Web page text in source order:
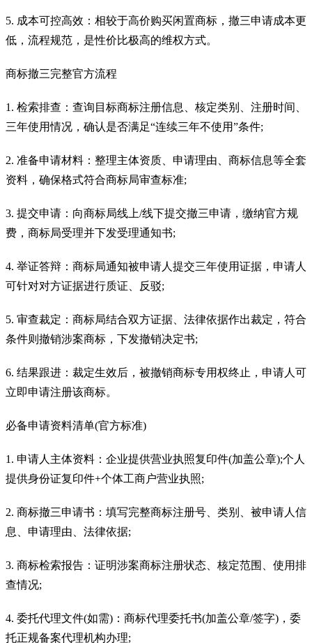
5. 成本可控高效：相较于高价购买闲置商标，撤三申请成本更
低，流程规范，是性价比极高的维权方式。
商标撤三完整官方流程
1. 检索排查：查询目标商标注册信息、核定类别、注册时间、
三年使用情况，确认是否满足“连续三年不使用”条件;
2. 准备申请材料：整理主体资质、申请理由、商标信息等全套
资料，确保格式符合商标局审查标准;
3. 提交申请：向商标局线上/线下提交撤三申请，缴纳官方规
费，商标局受理并下发受理通知书;
4. 举证答辩：商标局通知被申请人提交三年使用证据，申请人
可针对对方证据进行质证、反驳;
5. 审查裁定：商标局结合双方证据、法律依据作出裁定，符合
条件则撤销涉案商标，下发撤销决定书;
6. 结果跟进：裁定生效后，被撤销商标专用权终止，申请人可
立即申请注册该商标。
必备申请资料清单(官方标准)
1. 申请人主体资料：企业提供营业执照复印件(加盖公章);个人
提供身份证复印件+个体工商户营业执照;
2. 商标撤三申请书：填写完整商标注册号、类别、被申请人信
息、申请理由、法律依据;
3. 商标检索报告：证明涉案商标注册状态、核定范围、使用排
查情况;
4. 委托代理文件(如需)：商标代理委托书(加盖公章/签字)，委
托正规备案代理机构办理;